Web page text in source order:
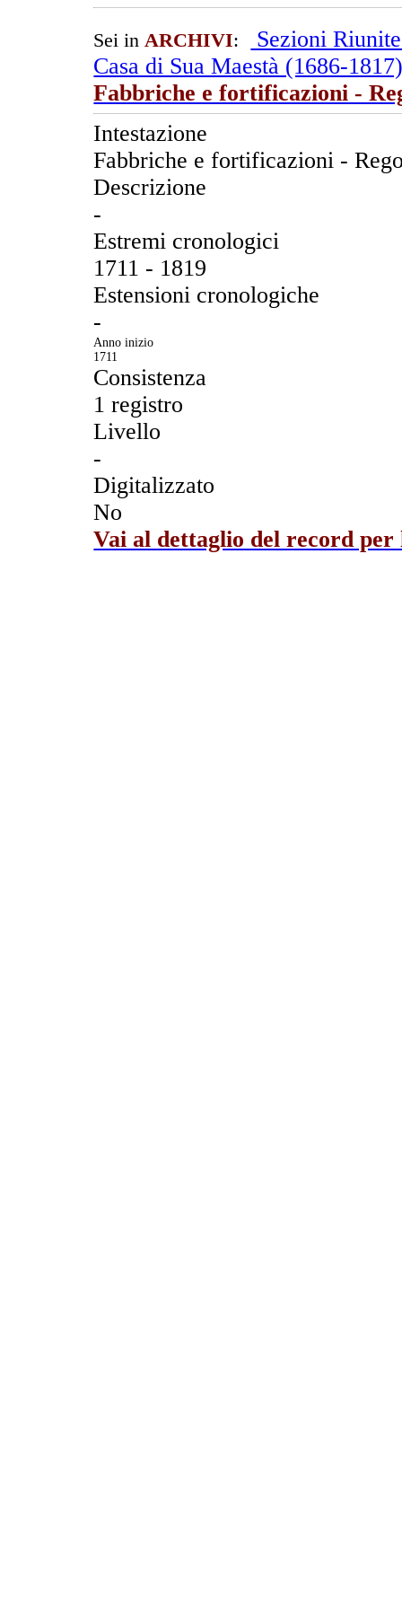
Sei inARCHIVI:
Sezioni
Casa di Sua Maestà (1686-
Fabbriche e fortificazioni -
Intestazione
Fabbriche e fortificazioni -
Descrizione
-
Estremi cronologici
1711 - 1819
Estensioni cronologiche
-
Anno inizio
1711
Consistenza
1 registro
Livello
-
Digitalizzato
No
Vai al dettaglio del record per